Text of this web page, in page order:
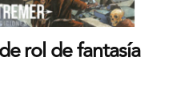
rol de fantasía